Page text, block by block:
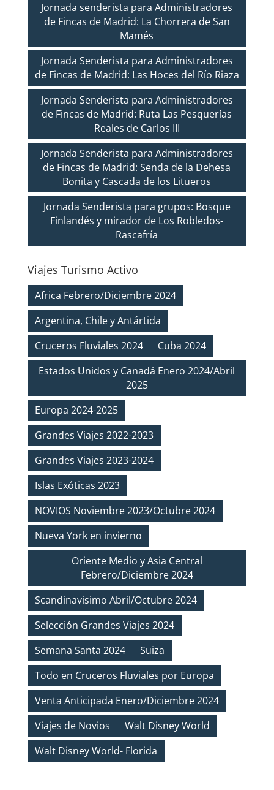
Jornada senderista para Administradores
de Fincas de Madrid: La Chorrera de San
Mamés
Jornada Senderista para Administradores
de Fincas de Madrid: Las Hoces del Río Riaza
Jornada Senderista para Administradores
de Fincas de Madrid: Ruta Las Pesquerías
Reales de Carlos III
Jornada Senderista para Administradores
de Fincas de Madrid: Senda de la Dehesa
Bonita y Cascada de los Litueros
Jornada Senderista para grupos: Bosque
Finlandés y mirador de Los Robledos-
Rascafría
Viajes Turismo Activo
Africa Febrero/Diciembre 2024
Argentina, Chile y Antártida
Cruceros Fluviales 2024
Cuba 2024
Estados Unidos y Canadá Enero 2024/Abril
2025
Europa 2024-2025
Grandes Viajes 2022-2023
Grandes Viajes 2023-2024
Islas Exóticas 2023
NOVIOS Noviembre 2023/Octubre 2024
Nueva York en invierno
Oriente Medio y Asia Central
Febrero/Diciembre 2024
Scandinavisimo Abril/Octubre 2024
Selección Grandes Viajes 2024
Semana Santa 2024
Suiza
Todo en Cruceros Fluviales por Europa
Venta Anticipada Enero/Diciembre 2024
Viajes de Novios
Walt Disney World
Walt Disney World- Florida